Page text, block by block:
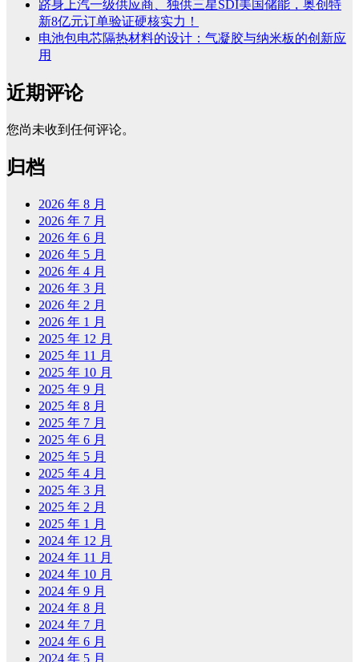
跻身上汽一级供应商、独供三星SDI美国储能，奥创特
新8亿元订单验证硬核实力！
电池包电芯隔热材料的设计：气凝胶与纳米板的创新应
用
近期评论
您尚未收到任何评论。
归档
2026 年 8 月
2026 年 7 月
2026 年 6 月
2026 年 5 月
2026 年 4 月
2026 年 3 月
2026 年 2 月
2026 年 1 月
2025 年 12 月
2025 年 11 月
2025 年 10 月
2025 年 9 月
2025 年 8 月
2025 年 7 月
2025 年 6 月
2025 年 5 月
2025 年 4 月
2025 年 3 月
2025 年 2 月
2025 年 1 月
2024 年 12 月
2024 年 11 月
2024 年 10 月
2024 年 9 月
2024 年 8 月
2024 年 7 月
2024 年 6 月
2024 年 5 月